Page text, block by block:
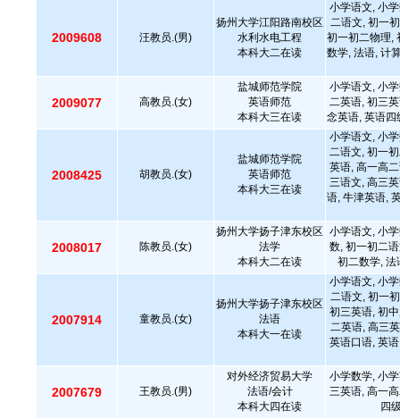
2009608 汪教员.(男)
扬州大学江阳路南校区
水利水电工程
本科大二在读
小学语文, 小
二语文, 初一
初一初二物理,
数学, 法语, 计
2009077 高教员.(女)
盐城师范学院
英语师范
本科大三在读
小学语文, 小
二英语, 初三
念英语, 英语四
2008425 胡教员.(女)
盐城师范学院
英语师范
本科大三在读
小学语文, 小
二语文, 初一
英语, 高一高
三语文, 高三
语, 牛津英语,
2008017 陈教员.(女)
扬州大学扬子津东校区
法学
本科大二在读
小学语文, 小
数, 初一初二
初二数学, 法
2007914 童教员.(女)
扬州大学扬子津东校区
法语
本科大一在读
小学语文, 小
二语文, 初一
初三英语, 初
二英语, 高三
英语口语, 英
2007679 王教员.(男)
对外经济贸易大学
法语/会计
本科大四在读
小学数学, 小
三英语, 高一
四